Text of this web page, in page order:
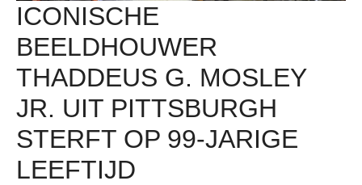
ICONISCHE
BEELDHOUWER
THADDEUS G. MOSLEY
JR. UIT PITTSBURGH
STERFT OP 99-JARIGE
LEEFTIJD